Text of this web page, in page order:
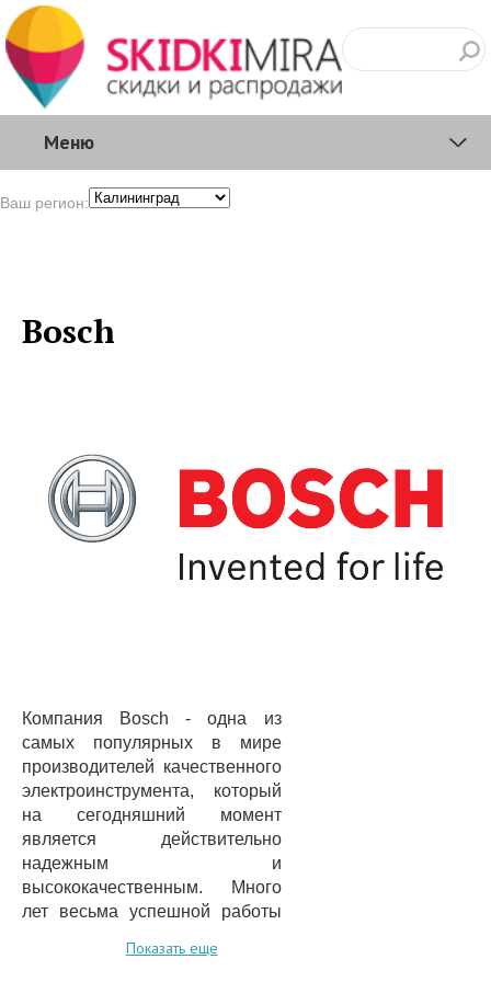
Меню
Ваш регион:
Bosch
Компания Bosch - одна из
самых популярных в мире
производителей качественного
электроинструмента, который
на сегодняшний момент
является действительно
надежным и
высококачественным. Много
лет весьма успешной работы
коллектива позволили
Показать еще